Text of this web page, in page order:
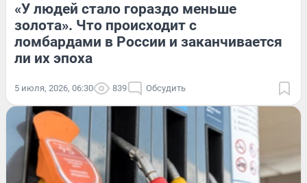
«У людей стало гораздо меньше
золота». Что происходит с
ломбардами в России и заканчивается
ли их эпоха
5 июля, 2026, 06:30 839 Обсудить